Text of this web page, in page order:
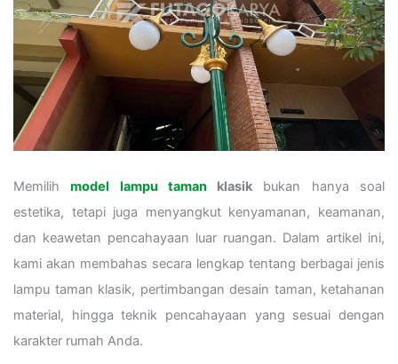
Memilihmodel lampu tamanklasik bukan hanya soal
estetika, tetapi juga menyangkut kenyamanan, keamanan,
dan keawetan pencahayaan luar ruangan. Dalam artikel ini,
kami akan membahas secara lengkap tentang berbagai jenis
lampu taman klasik, pertimbangan desain taman, ketahanan
material, hingga teknik pencahayaan yang sesuai dengan
karakter rumah Anda.